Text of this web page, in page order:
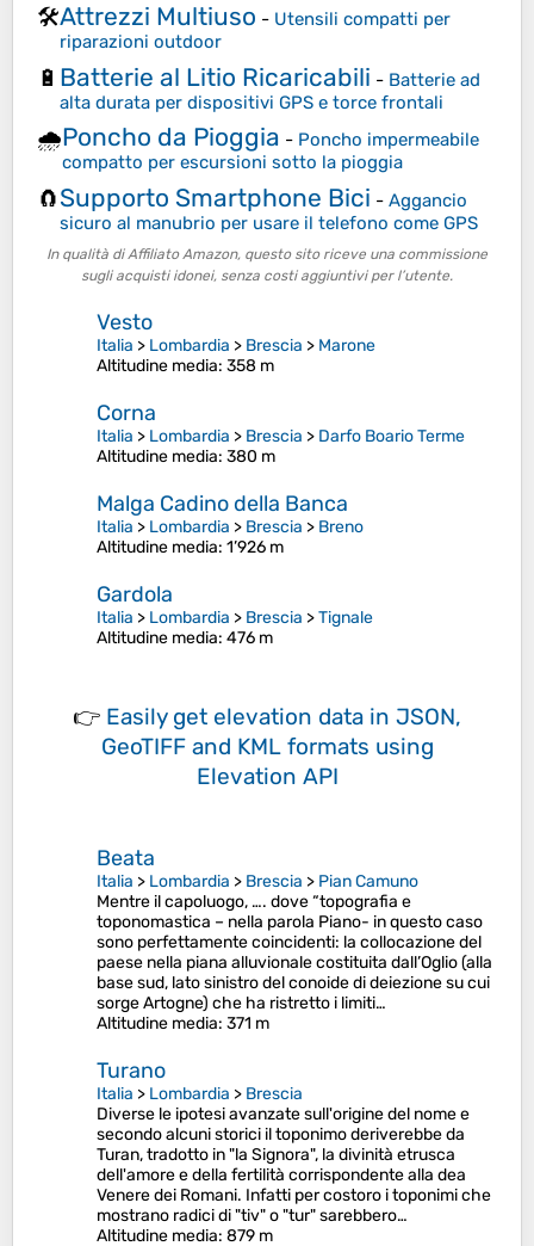
🛠️Attrezzi Multiuso - Utensili compatti per
riparazioni outdoor
🔋 Batterie al Litio Ricaricabili - Batterie ad
alta durata per dispositivi GPS e torce frontali
🌧️Poncho da Pioggia - Poncho impermeabile
compatto per escursioni sotto la pioggia
🧲Supporto Smartphone Bici - Aggancio
sicuro al manubrio per usare il telefono come GPS
In qualità di Affiliato Amazon, questo sito riceve una commissione
sugli acquisti idonei, senza costi aggiuntivi per l’utente.
Vesto
Italia > Lombardia > Brescia > Marone
Altitudine media: 358 m
Corna
Italia > Lombardia > Brescia > Darfo Boario Terme
Altitudine media: 380 m
Malga Cadino della Banca
Italia > Lombardia > Brescia > Breno
Altitudine media: 1’926 m
Gardola
Italia > Lombardia > Brescia >Tignale
Altitudine media: 476 m
👉 Easily get elevation data in JSON,
GeoTIFF and KML formats using
Elevation API
Beata
Italia > Lombardia > Brescia > Pian Camuno
Mentre il capoluogo, …. dove “topografia e
toponomastica – nella parola Piano- in questo caso
sono perfettamente coincidenti: la collocazione del
paese nella piana alluvionale costituita dall’Oglio (alla
base sud, lato sinistro del conoide di deiezione su cui
sorge Artogne) che ha ristretto i limiti…
Altitudine media: 371 m
Turano
Italia > Lombardia > Brescia
Diverse le ipotesi avanzate sull'origine del nome e
secondo alcuni storici il toponimo deriverebbe da
Turan, tradotto in "la Signora", la divinità etrusca
dell'amore e della fertilità corrispondente alla dea
Venere dei Romani. Infatti per costoro i toponimi che
mostrano radici di "tiv" o "tur" sarebbero…
Altitudine media: 879 m